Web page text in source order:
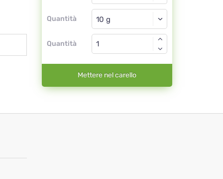
Quantità
Globuli
Quantità
Mettere nel carello